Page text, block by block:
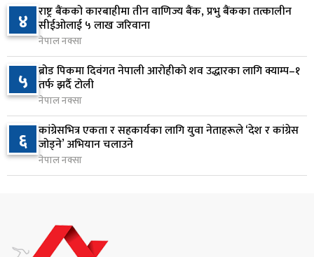
८
सुनसरी र सिरहाका घटनाका पीडितलाई राहत र उपचार
दिने सरकारको निर्णय
१ दिन अघि
९
कृषि क्षेत्रलाई आत्मनिर्भर बनाउने लक्ष्यसहित राष्ट्रिय कृषि
नीति २०८३ जारी
१ दिन अघि
१० नेपाल टेलिकमले बक्यौता महसुलमा जरिवाना छुट दिने
१ दिन अघि
४ राष्ट्र बैंकको कारबाहीमा तीन वाणिज्य बैंक, प्रभु बैंकका तत्कालीन
सीईओलाई ५ लाख जरिवाना
नेपाल नक्सा
५ ब्रोड पिकमा दिवंगत नेपाली आरोहीको शव उद्धारका लागि क्याम्प–१
तर्फ झर्दै टोली
नेपाल नक्सा
६ कांग्रेसभित्र एकता र सहकार्यका लागि युवा नेताहरूले ‘देश र कांग्रेस
जोड्ने’ अभियान चलाउने
नेपाल नक्सा